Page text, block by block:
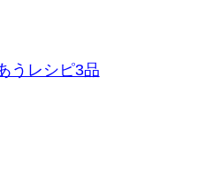
うレシピ3品